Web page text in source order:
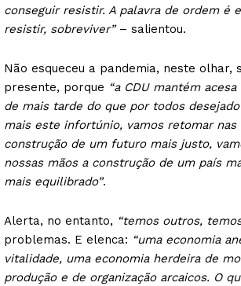
conseguir resistir. A palavra de ordem é
resistir, sobreviver”– salientou.
Não esqueceu a pandemia, neste olhar,
presente, porque “a CDU mantém
de mais tarde do que por todos
mais este infortúnio, vamos retomar nas
construção de um futuro mais justo,
nossas mãos a construção de um país
mais equilibrado”.
Alerta, no entanto, “temos outros,
problemas. E elenca: “uma economia
vitalidade, uma economia herdeira de
produção e de organização arcaicos. O